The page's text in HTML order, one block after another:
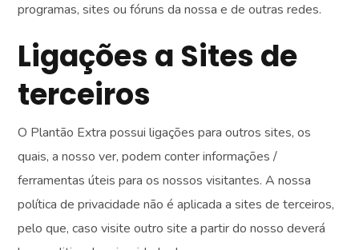
programas, sites ou fóruns da nossa e de outras redes.
Ligações a Sites de
terceiros
O Plantão Extra possui ligações para outros sites, os
quais, a nosso ver, podem conter informações /
ferramentas úteis para os nossos visitantes. A nossa
política de privacidade não é aplicada a sites de terceiros,
pelo que, caso visite outro site a partir do nosso deverá